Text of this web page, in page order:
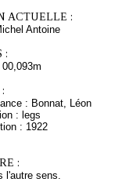
ACTUELLE :
Antoine
:
: Bonnat, Léon
: legs
: 1922
:
l'autre sens.